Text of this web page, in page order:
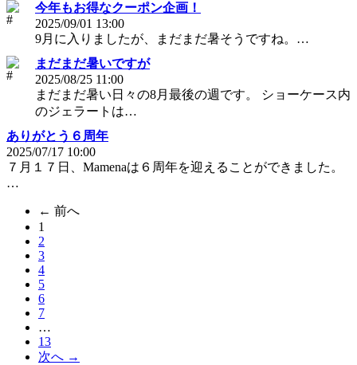
今年もお得なクーポン企画！
2025/09/01 13:00
9月に入りましたが、まだまだ暑そうですね。…
まだまだ暑いですが
2025/08/25 11:00
まだまだ暑い日々の8月最後の週です。 ショーケース内
のジェラートは…
ありがとう６周年
2025/07/17 10:00
７月１７日、Mamenaは６周年を迎えることができました。
…
← 前へ
1
の
ペ
ー
ジ）
2
3
4
5
6
7
…
13
次へ →